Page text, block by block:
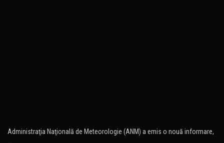
Administraţia Naţională de Meteorologie (ANM) a emis o nouă informare,